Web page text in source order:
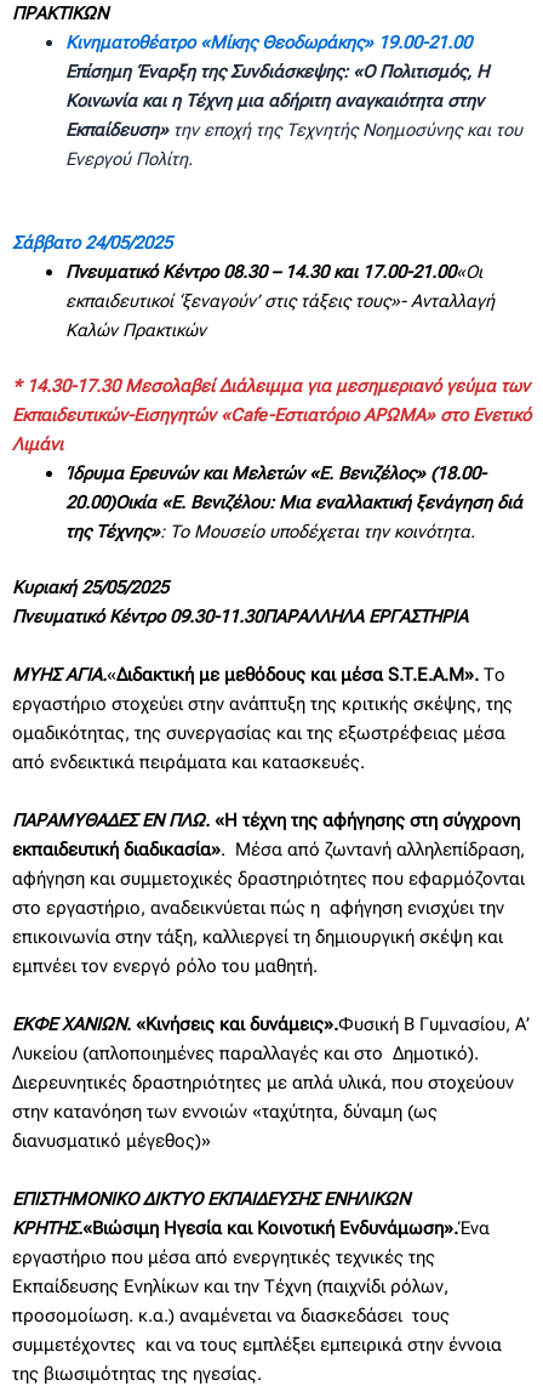
ΠΡΑΚΤΙΚΩΝ
Κινηματοθέατρο «Μίκης Θεοδωράκης» 19.00-21.00
Επίσημη Έναρξη της Συνδιάσκεψης: «Ο Πολιτισμός, Η
Κοινωνία και η Τέχνη μια αδήριτη αναγκαιότητα στην
Εκπαίδευση»την εποχή της Τεχνητής Νοημοσύνης και του
Ενεργού Πολίτη.
Σάββατο 24/05/2025
Πνευματικό Κέντρο 08.30 – 14.30 και 17.00-21.00«Οι
εκπαιδευτικοί ‘ξεναγούν’ στις τάξεις τους»- Ανταλλαγή
Καλών Πρακτικών
* 14.30-17.30 Μεσολαβεί Διάλειμμα για μεσημεριανό γεύμα των
Εκπαιδευτικών-Εισηγητών «Cafe-Εστιατόριο ΑΡΩΜΑ» στο Ενετικό
Λιμάνι
Ίδρυμα Ερευνών και Μελετών «Ε. Βενιζέλος» (18.00-
20.00)Οικία «Ε. Βενιζέλου: Μια εναλλακτική ξενάγηση διά
της Τέχνης»: Το Μουσείο υποδέχεται την κοινότητα.
Κυριακή 25/05/2025
Πνευματικό Κέντρο 09.30-11.30ΠΑΡΑΛΛΗΛΑ ΕΡΓΑΣΤΗΡΙΑ
ΜΥΗΣ ΑΓΙΑ.«Διδακτική με μεθόδους και μέσα S.T.E.A.M». Το
εργαστήριο στοχεύει στην ανάπτυξη της κριτικής σκέψης, της
ομαδικότητας, της συνεργασίας και της εξωστρέφειας μέσα
από ενδεικτικά πειράματα και κατασκευές.
ΠΑΡΑΜΥΘΑΔΕΣ ΕΝ ΠΛΩ. «Η τέχνη της αφήγησης στη σύγχρονη
εκπαιδευτική διαδικασία». Μέσα από ζωντανή αλληλεπίδραση,
αφήγηση και συμμετοχικές δραστηριότητες που εφαρμόζονται
στο εργαστήριο, αναδεικνύεται πώς η αφήγηση ενισχύει την
επικοινωνία στην τάξη, καλλιεργεί τη δημιουργική σκέψη και
εμπνέει τον ενεργό ρόλο του μαθητή.
ΕΚΦΕ ΧΑΝΙΩΝ. «Κινήσεις και δυνάμεις».Φυσική Β Γυμνασίου, Α’
Λυκείου (απλοποιημένες παραλλαγές και στο Δημοτικό).
Διερευνητικές δραστηριότητες με απλά υλικά, που στοχεύουν
στην κατανόηση των εννοιών «ταχύτητα, δύναμη (ως
διανυσματικό μέγεθος)»
ΕΠΙΣΤΗΜΟΝΙΚΟ ΔΙΚΤΥΟ ΕΚΠΑΙΔΕΥΣΗΣ ΕΝΗΛΙΚΩΝ
ΚΡΗΤΗΣ.«Βιώσιμη Ηγεσία και Κοινοτική Ενδυνάμωση».Ένα
εργαστήριο που μέσα από ενεργητικές τεχνικές της
Εκπαίδευσης Ενηλίκων και την Τέχνη (παιχνίδι ρόλων,
προσομοίωση. κ.α.) αναμένεται να διασκεδάσει τους
συμμετέχοντες και να τους εμπλέξει εμπειρικά στην έννοια
της βιωσιμότητας της ηγεσίας.